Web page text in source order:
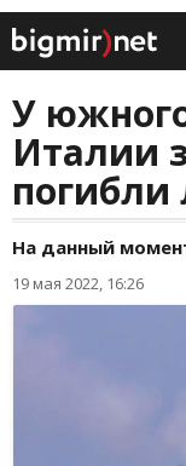
У
Италии
На данный
19 мая 2022, 16:26